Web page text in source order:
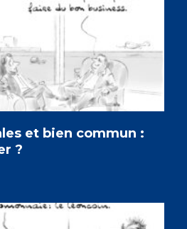
et bien commun :
?